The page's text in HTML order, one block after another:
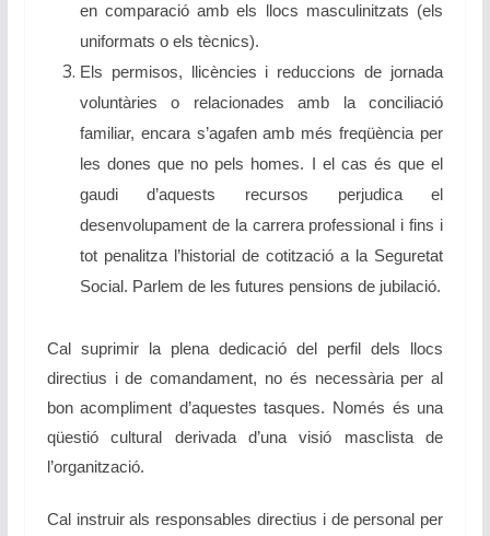
en comparació amb els llocs masculinitzats (els
uniformats o els tècnics).
Els permisos, llicències i reduccions de jornada
voluntàries o relacionades amb la conciliació
familiar, encara s’agafen amb més freqüència per
les dones que no pels homes. I el cas és que el
gaudi d’aquests recursos perjudica el
desenvolupament de la carrera professional i fins i
tot penalitza l’historial de cotització a la Seguretat
Social. Parlem de les futures pensions de jubilació.
Cal suprimir la plena dedicació del perfil dels llocs
directius i de comandament, no és necessària per al
bon acompliment d’aquestes tasques. Només és una
qüestió cultural derivada d’una visió masclista de
l’organització.
Cal instruir als responsables directius i de personal per